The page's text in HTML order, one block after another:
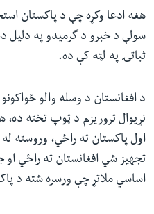
هغه ادعا وکړه چې د پاکستان
سولې د خبرو د گرمیدو په دلیل
ثباتۍ په لټه کې ده.
د افغانستان د وسله والو
نړیوال تروریزم د ټوپ تخته
اول پاکستان ته راځي، وروسته
تجهیز شي افغانستان ته راځي
اساسي ملاتړ چې ورسره شته د